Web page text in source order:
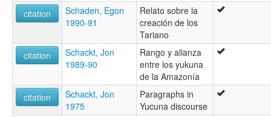
citation
Schaden, Egon
1990-91
Relato sobre la
creación de los
Tariano
citation
Schackt, Jon
1989-90
Rango y alianza
entre los yukuna
de la Amazonía
citation
Schackt, Jon
1975
Paragraphs in
Yucuna discourse